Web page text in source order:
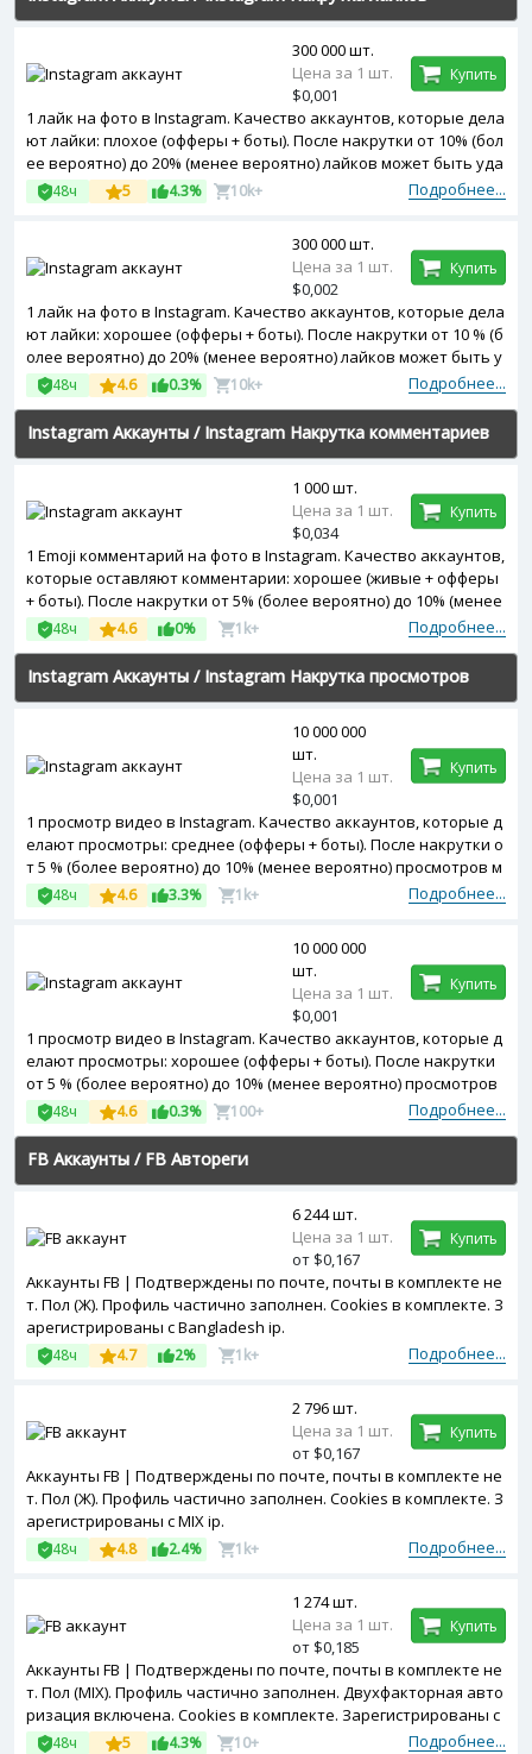
1 лайк на фото в Instagram. Качество аккаунтов, которые дела
ют лайки: плохое (офферы + боты). После накрутки от 10% (бол
ее вероятно) до 20% (менее вероятно) лайков может быть уда
лено. Начало выполнения заказа: сразу после подтверждения
оплаты.
Подробнее...
48ч 5 4.3% 10k+
300 000 шт.
Цена за 1 шт.
$0,001
Купить
1 лайк на фото в Instagram. Качество аккаунтов, которые дела
ют лайки: хорошее (офферы + боты). После накрутки от 10 % (б
олее вероятно) до 20% (менее вероятно) лайков может быть у
далено. Начало выполнения заказа: сразу после подтвержде
ния оплаты.
Подробнее...
48ч 4.6 0.3% 10k+
300 000 шт.
Цена за 1 шт.
$0,002
Купить
Instagram Аккаунты / Instagram Накрутка комментариев
1 Emoji комментарий на фото в Instagram. Качество аккаунтов,
которые оставляют комментарии: хорошее (живые + офферы
+ боты). После накрутки от 5% (более вероятно) до 10% (менее
вероятно) комментариев может быть удалено. Начало выпол
нения заказа: 0-2 часа после подтверждения оплаты.
Подробнее...
48ч 4.6 0% 1k+
1 000 шт.
Цена за 1 шт.
$0,034
Купить
Instagram Аккаунты / Instagram Накрутка просмотров
1 просмотр видео в Instagram. Качество аккаунтов, которые д
елают просмотры: среднее (офферы + боты). После накрутки о
т 5 % (более вероятно) до 10% (менее вероятно) просмотров м
ожет быть удалено. Начало выполнения заказа: сразу после п
одтверждения оплаты.
Подробнее...
48ч 4.6 3.3% 1k+
10 000 000
шт.
Цена за 1 шт.
$0,001
Купить
1 просмотр видео в Instagram. Качество аккаунтов, которые д
елают просмотры: хорошее (офферы + боты). После накрутки
от 5 % (более вероятно) до 10% (менее вероятно) просмотров
может быть удалено. Начало выполнения заказа: сразу после
подтверждения оплаты.
Подробнее...
48ч 4.6 0.3% 100+
10 000 000
шт.
Цена за 1 шт.
$0,001
Купить
FB Аккаунты / FB Автореги
Аккаунты FB | Подтверждены по почте, почты в комплекте не
т. Пол (Ж). Профиль частично заполнен. Cookies в комплекте. З
арегистрированы с Bangladesh ip.
Подробнее...
48ч 4.7 2% 1k+
6 244 шт.
Цена за 1 шт.
от $0,167
Купить
Аккаунты FB | Подтверждены по почте, почты в комплекте не
т. Пол (Ж). Профиль частично заполнен. Cookies в комплекте. З
арегистрированы с MIX ip.
Подробнее...
48ч 4.8 2.4% 1k+
2 796 шт.
Цена за 1 шт.
от $0,167
Купить
Аккаунты FB | Подтверждены по почте, почты в комплекте не
т. Пол (MIX). Профиль частично заполнен. Двухфакторная авто
ризация включена. Cookies в комплекте. Зарегистрированы с
Ukraine ip.
Подробнее...
48ч 5 4.3% 10+
1 274 шт.
Цена за 1 шт.
от $0,185
Купить